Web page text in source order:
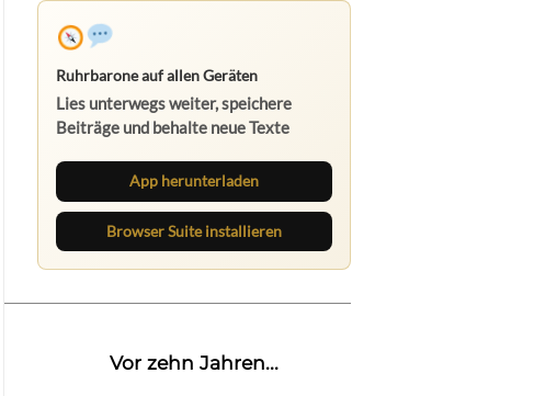
Ruhrbarone auf allen Geräten
Lies unterwegs weiter, speichere
Beiträge und behalte neue Texte
App herunterladen
Browser Suite installieren
Vor zehn Jahren...